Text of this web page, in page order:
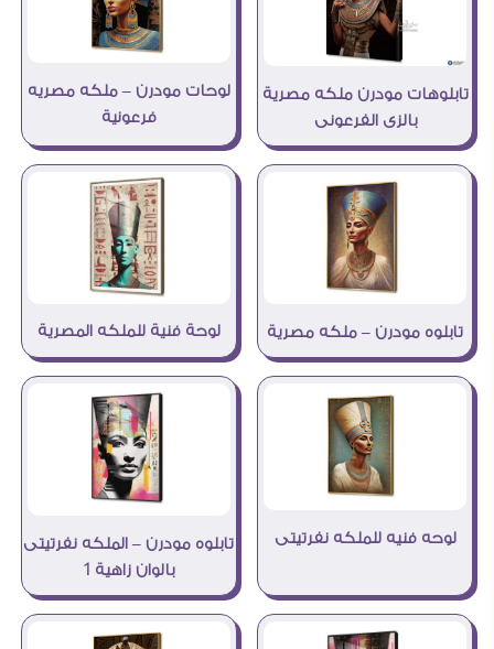
تابلوهات مودرن ملكه مصرية
بالزى الفرعونى
لوحات مودرن – ملكه مصريه
فرعونية
تابلوه مودرن – ملكه مصرية لوحة فنية للملكه المصرية
لوحه فنيه للملكه نفرتيتى
تابلوه مودرن – الملكه نفرتيتى
بالوان زاهية 1